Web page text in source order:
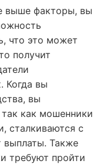
выше факторы, вы
что это может
получит
Когда вы
вы
как мошенники
сталкиваются с
выплаты. Также
требуют пройти